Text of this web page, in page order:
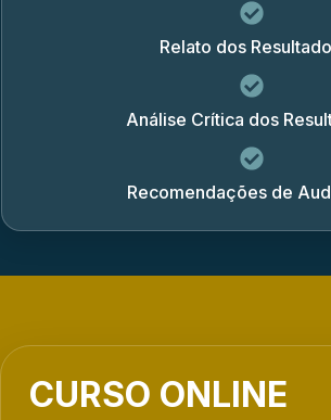
Relato dos
Análise Crítica dos
Recomendações de
CURSO ONLINE